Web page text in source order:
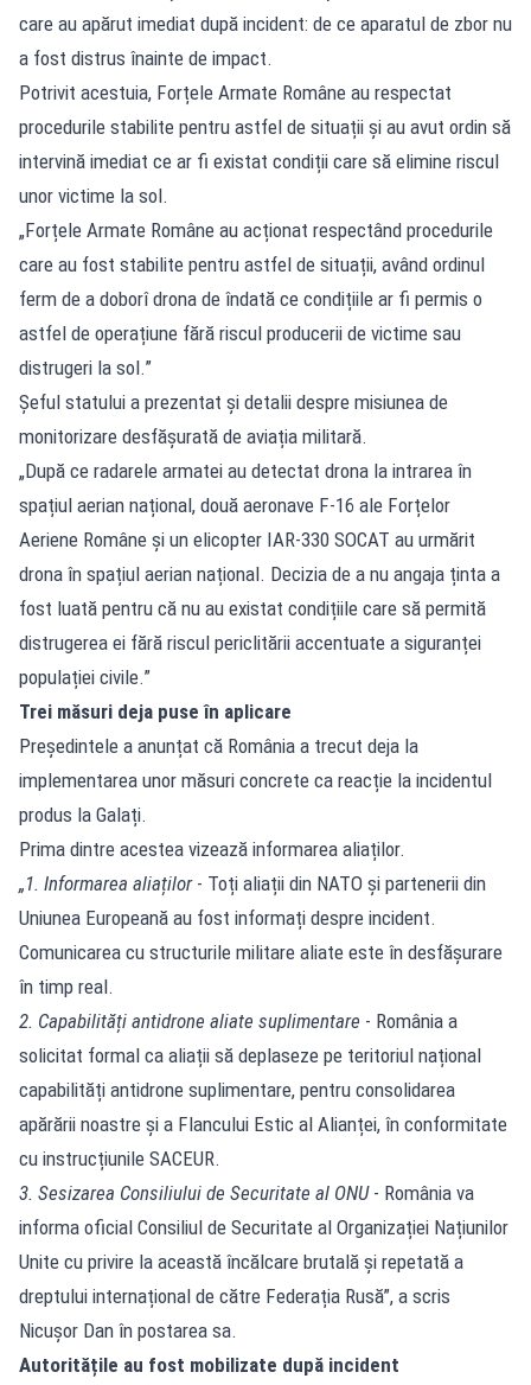
care au apărut imediat după incident: de ce aparatul de zbor nu
a fost distrus înainte de impact.
Potrivit acestuia, Forțele Armate Române au respectat
procedurile stabilite pentru astfel de situații și au avut ordin să
intervină imediat ce ar fi existat condiții care să elimine riscul
unor victime la sol.
„Forțele Armate Române au acționat respectând procedurile
care au fost stabilite pentru astfel de situații, având ordinul
ferm de a doborî drona de îndată ce condițiile ar fi permis o
astfel de operațiune fără riscul producerii de victime sau
distrugeri la sol.”
Șeful statului a prezentat și detalii despre misiunea de
monitorizare desfășurată de aviația militară.
„După ce radarele armatei au detectat drona la intrarea în
spațiul aerian național, două aeronave F-16 ale Forțelor
Aeriene Române și un elicopter IAR-330 SOCAT au urmărit
drona în spațiul aerian național. Decizia de a nu angaja ținta a
fost luată pentru că nu au existat condițiile care să permită
distrugerea ei fără riscul periclitării accentuate a siguranței
populației civile.”
Trei măsuri deja puse în aplicare
Președintele a anunțat că România a trecut deja la
implementarea unor măsuri concrete ca reacție la incidentul
produs la Galați.
Prima dintre acestea vizează informarea aliaților.
„1. Informarea aliaților- Toți aliații din NATO și partenerii din
Uniunea Europeană au fost informați despre incident.
Comunicarea cu structurile militare aliate este în desfășurare
în timp real.
2. Capabilități antidrone aliate suplimentare - România a
solicitat formal ca aliații să deplaseze pe teritoriul național
capabilități antidrone suplimentare, pentru consolidarea
apărării noastre și a Flancului Estic al Alianței, în conformitate
cu instrucțiunile SACEUR.
3. Sesizarea Consiliului de Securitate al ONU- România va
informa oficial Consiliul de Securitate al Organizației Națiunilor
Unite cu privire la această încălcare brutală și repetată a
dreptului internațional de către Federația Rusă”, a scris
Nicușor Dan în postarea sa.
Autoritățile au fost mobilizate după incident